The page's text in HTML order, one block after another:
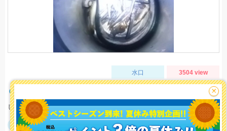
水口 3504 view
ＧＷは浜名湖じゃ！イワシ好調♪
しばらく動きなし、時合いまでガマン必要。
釣行日
2023/05/02
×